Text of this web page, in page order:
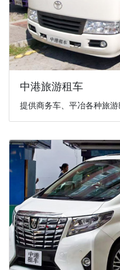
中港旅游租车
提供商务车、平冶各种旅游